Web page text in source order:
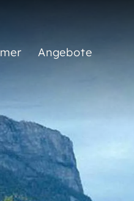
Angebote